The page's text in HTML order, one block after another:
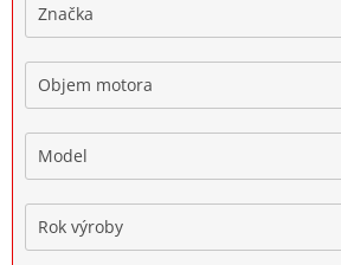
Značka
Objem motora
Model
Rok výroby